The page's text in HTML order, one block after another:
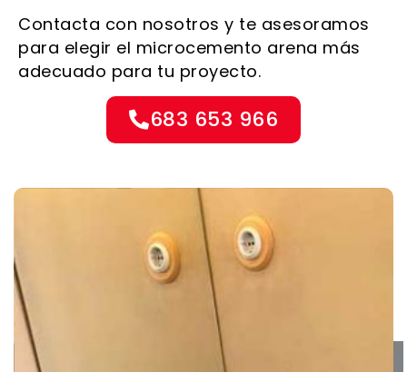
Contacta con nosotros y te asesoramos
para elegir el microcemento arena más
adecuado para tu proyecto.
683 653 966